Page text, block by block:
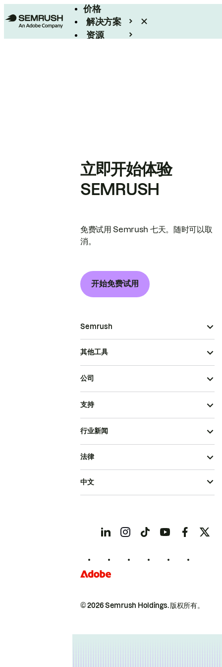
价格
解决方案
资源
立即开始体验
SEMRUSH
免费试用 Semrush 七天。随时可以取
消。
开始免费试用
Semrush
其他工具
公司
支持
行业新闻
© 2026 Semrush Holdings.版权所有。
法律
中文